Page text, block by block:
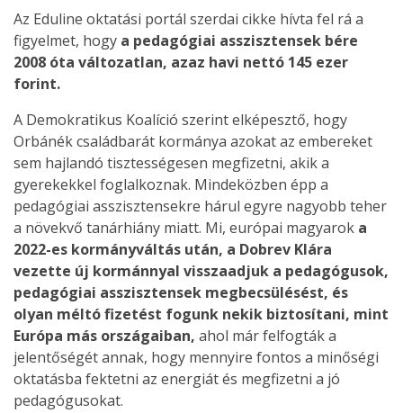
Az Eduline oktatási portál szerdai cikke hívta fel rá a
figyelmet, hogy a pedagógiai asszisztensek bére
2008 óta változatlan, azaz havi nettó 145 ezer
forint.
A Demokratikus Koalíció szerint elképesztő, hogy
Orbánék családbarát kormánya azokat az embereket
sem hajlandó tisztességesen megfizetni, akik a
gyerekekkel foglalkoznak. Mindeközben épp a
pedagógiai asszisztensekre hárul egyre nagyobb teher
a növekvő tanárhiány miatt. Mi, európai magyarok a
2022-es kormányváltás után, a Dobrev Klára
vezette új kormánnyal visszaadjuk a pedagógusok,
pedagógiai asszisztensek megbecsülésést, és
olyan méltó fizetést fogunk nekik biztosítani, mint
Európa más országaiban, ahol már felfogták a
jelentőségét annak, hogy mennyire fontos a minőségi
oktatásba fektetni az energiát és megfizetni a jó
pedagógusokat.